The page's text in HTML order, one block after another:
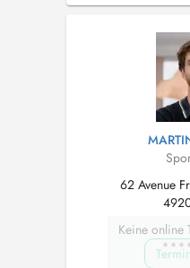
Prise de RDV via
13. Je suis médecin
l'UCL/ULG et
62 Avenue
Keine online